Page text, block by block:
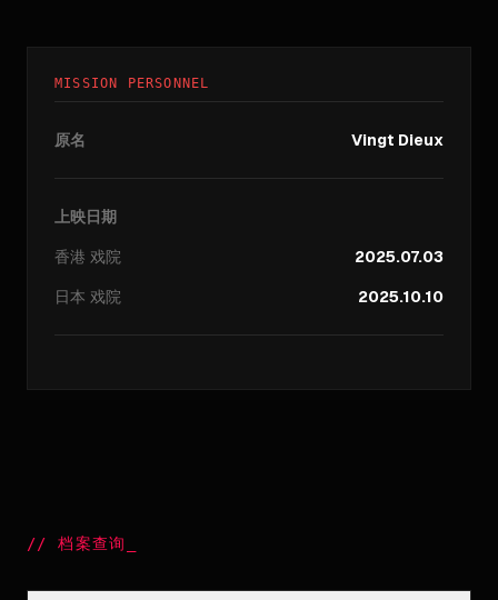
MISSION PERSONNEL
原名 Vingt Dieux
上映日期
香港 戏院
2025.07.03
日本 戏院 2025.10.10
//档案查询